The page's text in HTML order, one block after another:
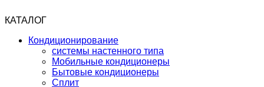
КАТАЛОГ
Кондиционирование
системы настенного типа
Мобильные кондиционеры
Бытовые кондиционеры
Сплит